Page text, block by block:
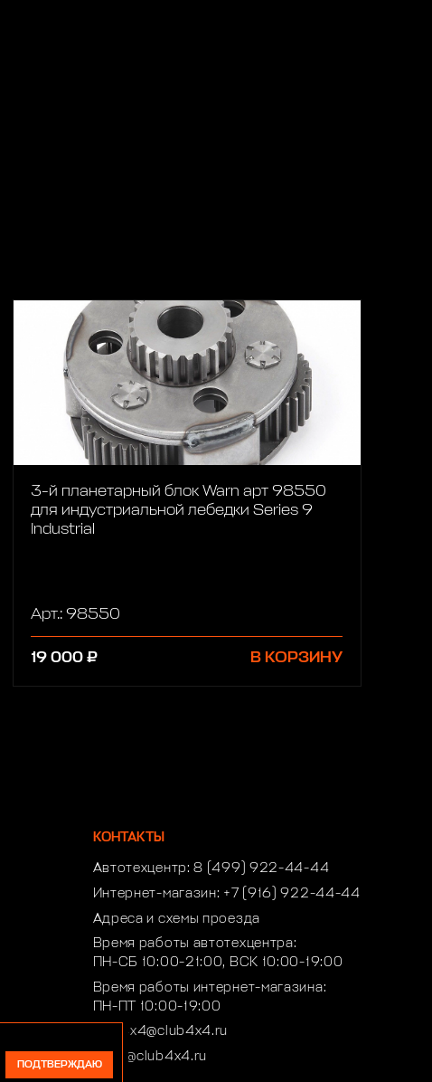
3-й планетарный блок Warn арт 98550
для индустриальной лебедки Series 9
Industrial
Арт.: 98550
19 000 ₽ В КОРЗИНУ
КОНТАКТЫ
Автотехцентр:8 (499) 922-44-44
Интернет-магазин: +7 (916) 922-44-44
Адреса и схемы проезда
Время работы автотехцентра:
ПН-СБ 10:00-21:00, ВСК 10:00-19:00
Время работы интернет-магазина:
ПН-ПТ 10:00-19:00
club4x4@club4x4.ru
shop@club4x4.ru
ПОДТВЕРЖДАЮ